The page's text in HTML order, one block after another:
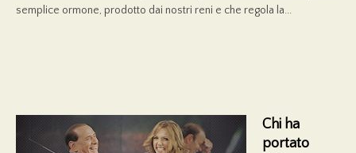
semplice ormone, prodotto dai nostri reni e che regola la...
Chi ha
portato